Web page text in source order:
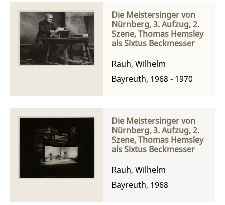
Die Meistersinger von
Nürnberg, 3. Aufzug, 2.
Szene, Thomas Hemsley
als Sixtus Beckmesser
Rauh, Wilhelm
Bayreuth, 1968 - 1970
Die Meistersinger von
Nürnberg, 3. Aufzug, 2.
Szene, Thomas Hemsley
als Sixtus Beckmesser
Rauh, Wilhelm
Bayreuth, 1968